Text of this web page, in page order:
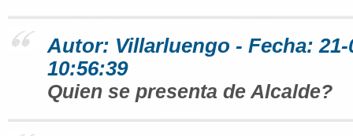
Autor: Villarluengo - Fecha: 21-
10:56:39
Quien se presenta de Alcalde?